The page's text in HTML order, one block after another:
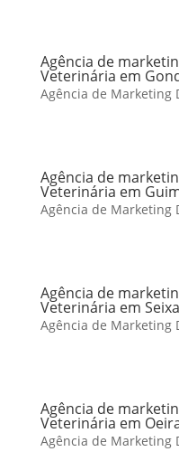
Agência de
Veterinária em
Agência de Marketing
Agência de
Veterinária em
Agência de Marketing
Agência de
Veterinária em
Agência de Marketing
Agência de
Veterinária em
Agência de Marketing